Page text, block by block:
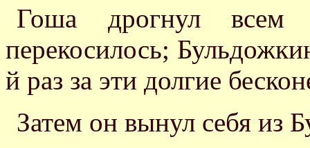
Гоша дрогнул всем
перекосилось;
й раз за эти долгие
Затем он вынул себя из